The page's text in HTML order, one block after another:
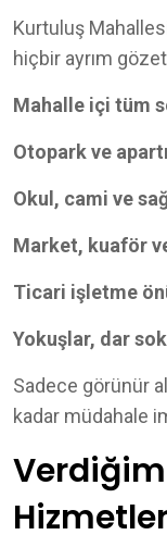
Kurtuluş
hiçbir ayrım
Mahalle içi tüm
Otopark ve
Okul, cami ve
Market, kuaför
Ticari işletme
Yokuşlar, dar
Sadece görünür
kadar müdahale